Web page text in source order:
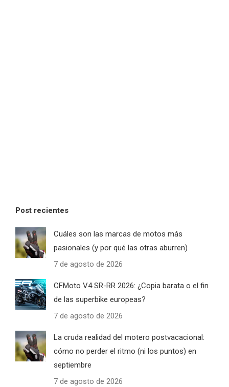
Post recientes
Cuáles son las marcas de motos más
pasionales (y por qué las otras aburren)
7 de agosto de 2026
CFMoto V4 SR-RR 2026: ¿Copia barata o el fin
de las superbike europeas?
7 de agosto de 2026
La cruda realidad del motero postvacacional:
cómo no perder el ritmo (ni los puntos) en
septiembre
7 de agosto de 2026